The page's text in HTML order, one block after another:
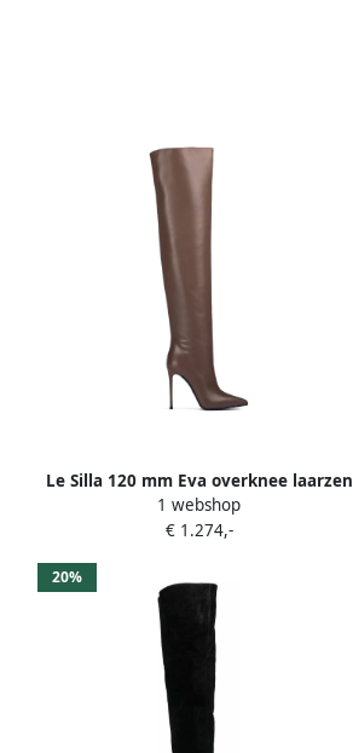
Le Silla 120 mm Eva overknee laarzen
Bruin
1 webshop
€ 1.274,-
20%